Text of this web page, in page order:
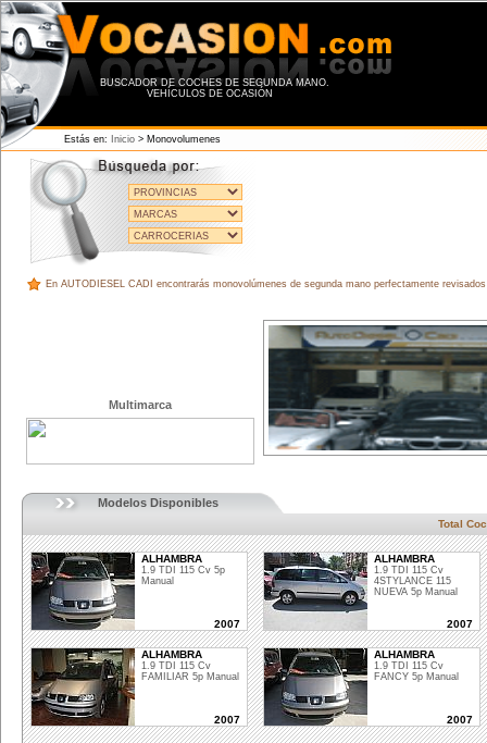
BUSCADOR DE COCHES DE SEGUNDA MANO.
VEHÍCULOS DE OCASIÓN
Estás en: Inicio > Monovolumenes
En AUTODIESEL CADI encontrarás monovolúmenes de segunda mano perfectamente
Multimarca
Modelos Disponibles
Total
ALHAMBRA
1.9 TDI 115 Cv 5p
Manual
2007
ALHAMBRA
1.9 TDI 115 Cv
4STYLANCE 115
NUEVA 5p Manual
2007
ALHAMBRA
1.9 TDI 115 Cv
FAMILIAR 5p Manual
2007
ALHAMBRA
1.9 TDI 115 Cv
FANCY 5p Manual
2007